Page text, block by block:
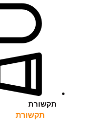
תקשורת
תקשורת